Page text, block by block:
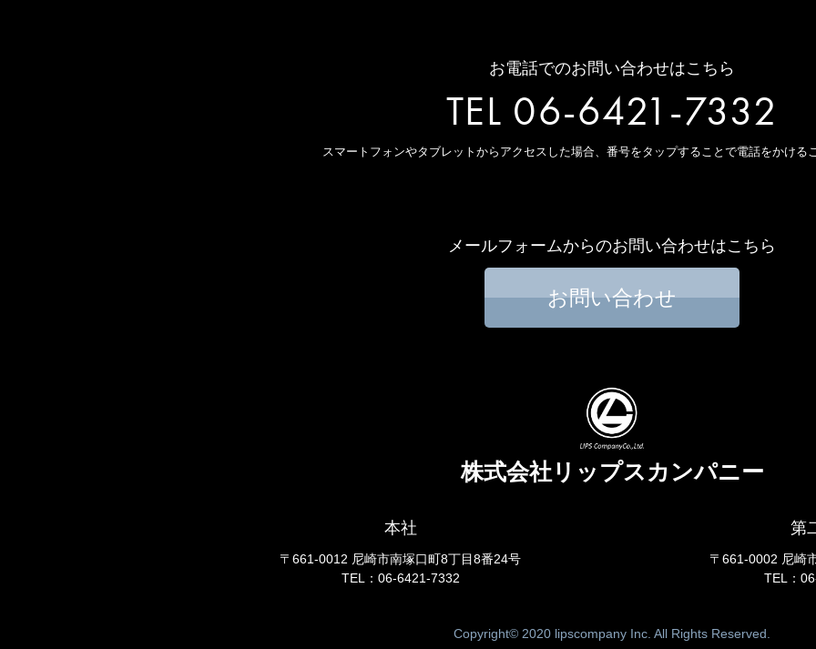
お電話でのお問い合わせはこちら
TEL 06-6421-7332
スマートフォンやタブレットからアクセスした場合、 番号をタップすることで電話をかける
メールフォームからのお問い合わせはこちら
お問い合わせ
株式会社リップスカンパニー
本社
〒661-0012 尼崎市南塚口町8丁目8番24号
TEL：06-6421-7332
第
〒661-0002 尼崎
TEL：06
Copyright© 2020 lipscompany Inc. All Rights Reserved.